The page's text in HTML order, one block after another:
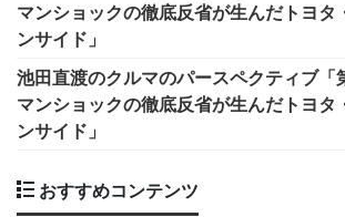
マンショックの徹底反省が生んだトヨタ
ンサイド」
池田直渡のクルマのパースペクティブ「
マンショックの徹底反省が生んだトヨタ
ンサイド」
おすすめコンテンツ